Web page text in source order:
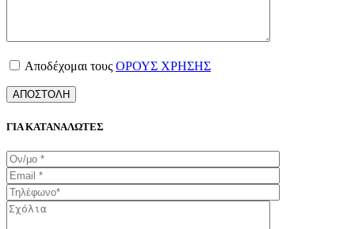
Αποδέχομαι τους ΟΡΟΥΣ ΧΡΗΣΗΣ
ΓΙΑ ΚΑΤΑΝΑΛΩΤΕΣ